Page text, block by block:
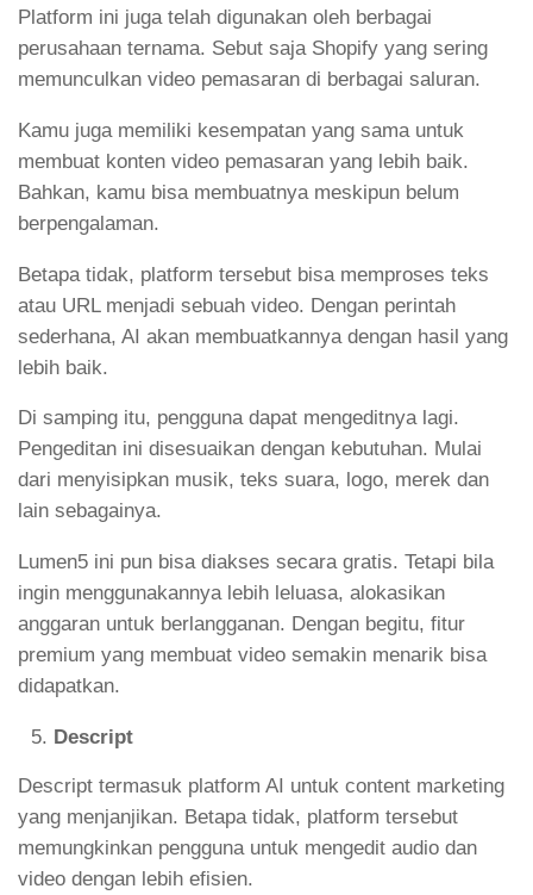
Platform ini juga telah digunakan oleh berbagai
perusahaan ternama. Sebut saja Shopify yang sering
memunculkan video pemasaran di berbagai saluran.
Kamu juga memiliki kesempatan yang sama untuk
membuat konten video pemasaran yang lebih baik.
Bahkan, kamu bisa membuatnya meskipun belum
berpengalaman.
Betapa tidak, platform tersebut bisa memproses teks
atau URL menjadi sebuah video. Dengan perintah
sederhana, AI akan membuatkannya dengan hasil yang
lebih baik.
Di samping itu, pengguna dapat mengeditnya lagi.
Pengeditan ini disesuaikan dengan kebutuhan. Mulai
dari menyisipkan musik, teks suara, logo, merek dan
lain sebagainya.
Lumen5 ini pun bisa diakses secara gratis. Tetapi bila
ingin menggunakannya lebih leluasa, alokasikan
anggaran untuk berlangganan. Dengan begitu, fitur
premium yang membuat video semakin menarik bisa
didapatkan.
Descript
Descript termasuk platform AI untuk content marketing
yang menjanjikan. Betapa tidak, platform tersebut
memungkinkan pengguna untuk mengedit audio dan
video dengan lebih efisien.